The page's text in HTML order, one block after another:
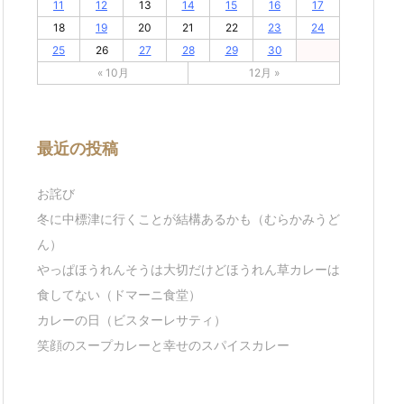
11 12 13 14 15 16
17
18
19 20 21 22 23
24
25
26 27 28 29
30
« 10月
12月 »
最近の投稿
お詫び
冬に中標津に行くことが結構あるかも（むらかみうど
ん）
やっぱほうれんそうは大切だけどほうれん草カレーは
食してない（ドマーニ食堂）
カレーの日（ビスターレサティ）
笑顔のスープカレーと幸せのスパイスカレー